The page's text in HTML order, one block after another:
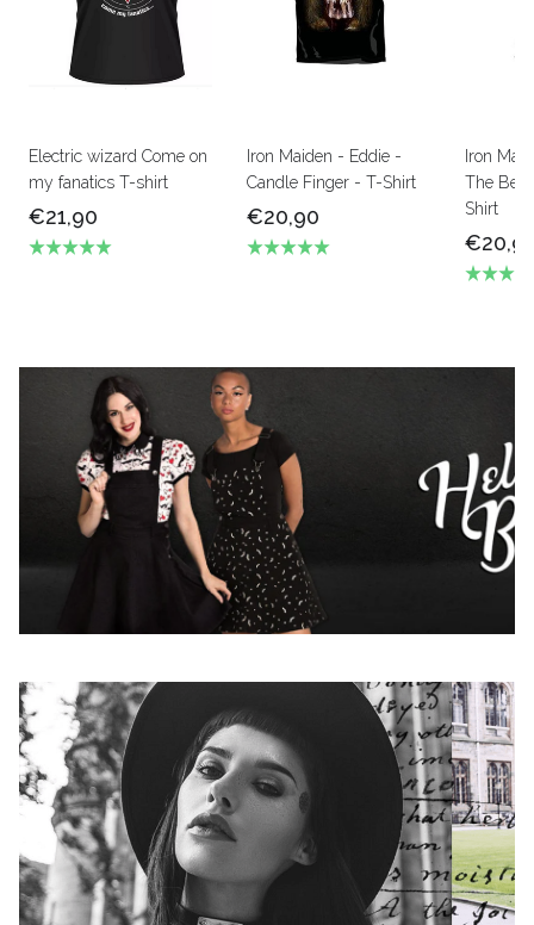
Electric wizard Come on
my fanatics T-shirt
€21,90
Iron Maiden - Eddie -
Candle Finger - T-Shirt
€20,90
Iron
The
Shirt